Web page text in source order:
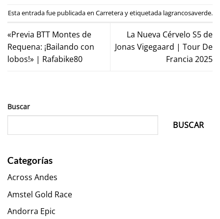
Esta entrada fue publicada en Carreteray etiquetada lagrancosaverde.
«Previa BTT Montes de
Requena: ¡Bailando con
lobos!» | Rafabike80
La Nueva Cérvelo S5 de
Jonas Vigegaard | Tour De
Francia 2025
Buscar
BUSCAR
Categorías
Across Andes
Amstel Gold Race
Andorra Epic